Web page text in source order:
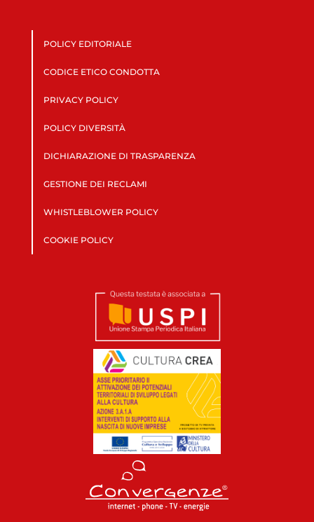
POLICY EDITORIALE
CODICE ETICO CONDOTTA
PRIVACY POLICY
POLICY DIVERSITÀ
DICHIARAZIONE DI TRASPARENZA
GESTIONE DEI RECLAMI
WHISTLEBLOWER POLICY
COOKIE POLICY